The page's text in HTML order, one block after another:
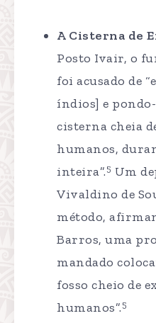
A Cisterna de
Posto Ivair, o
foi acusado de
índios] e
cisterna cheia
humanos,
inteira”.5 Um
Vivaldino de
método,
Barros, uma
mandado
fosso cheio de
humanos”.5